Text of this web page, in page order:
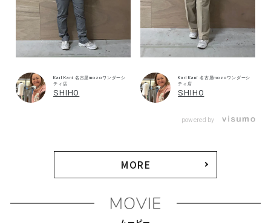
Karl Kani 名古屋mozoワンダーシ
ティ店
SHIHO
Karl Kani 名古屋mozoワンダーシ
ティ店
SHIHO
powered by
MORE